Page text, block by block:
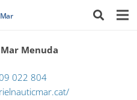
Menuda
022 804